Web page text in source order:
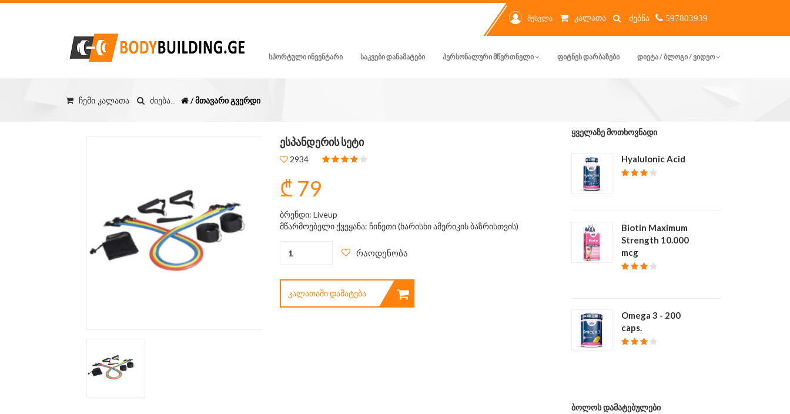
შესვლა კალათა 597803939
ᲡᲞᲝᲠᲢᲣᲚᲘ ᲘᲜᲕᲔᲜᲢᲐᲠᲘ ᲡᲐᲙᲕᲔᲑᲘ ᲓᲐᲜᲐᲛᲐᲢᲔᲑᲘ ᲞᲔᲠᲡᲝᲜᲐᲚᲣᲠᲘ ᲛᲬᲕᲠᲗᲜᲔᲚᲘ ᲤᲘᲢᲜᲔᲡ ᲓᲐᲠᲑᲐᲖᲔᲑᲘ ᲓᲘᲔᲢᲐ / ᲑᲚᲝᲒᲘ / ᲕᲘᲓᲔᲝ
ჩემი კალათა ძიება.. / მთავარი გვერდი
ᲔᲡᲞᲐᲜᲓᲔᲠᲘᲡ ᲡᲔᲢᲘ
2934
₾ 79
ბრენდი: Liveup
მწარმოებელი ქვეყანა: ჩინეთი (ხარისხი ამერიკის ბაზრისთვის)
რაოდენობა
ᲙᲐᲚᲐᲗᲐᲨᲘ ᲓᲐᲛᲐᲢᲔᲑᲐ
ᲧᲕᲔᲚᲐᲖᲔ ᲛᲝᲗᲮᲝᲕᲜᲐᲓᲘ
Hyalulonic Acid
Biotin Maximum
Strength 10.000
mcg
Omega 3 - 200
caps.
ᲑᲝᲚᲝᲡ ᲓᲐᲛᲐᲢᲔᲑᲣᲚᲔᲑᲘ